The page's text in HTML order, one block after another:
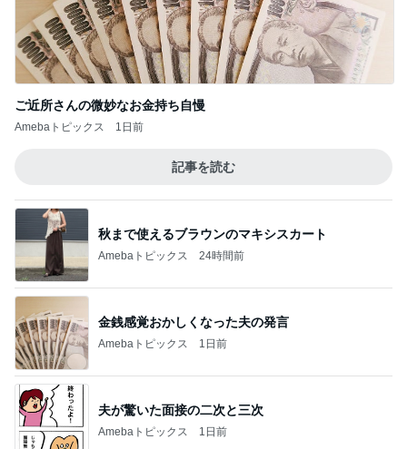
ご近所さんの微妙なお金持ち自慢
Amebaトピックス 1日前
記事を読む
秋まで使えるブラウンのマキシスカート
Amebaトピックス 24時間前
金銭感覚おかしくなった夫の発言
Amebaトピックス 1日前
夫が驚いた面接の二次と三次
Amebaトピックス 1日前